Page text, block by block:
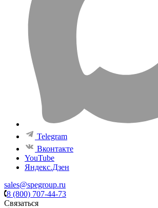
Telegram
Вконтакте
YouTube
Яндекс.Дзен
sales@spegroup.ru
8 (800) 707-44-73
Связаться